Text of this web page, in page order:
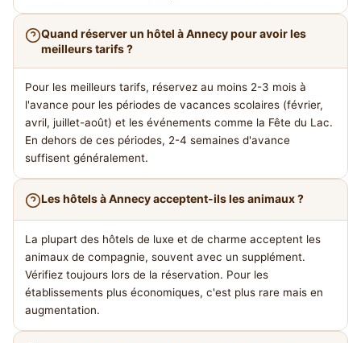
Quand réserver un hôtel à Annecy pour avoir les
meilleurs tarifs ?
Pour les meilleurs tarifs, réservez au moins 2-3 mois à
l'avance pour les périodes de vacances scolaires (février,
avril, juillet-août) et les événements comme la Fête du Lac.
En dehors de ces périodes, 2-4 semaines d'avance
suffisent généralement.
Les hôtels à Annecy acceptent-ils les animaux ?
La plupart des hôtels de luxe et de charme acceptent les
animaux de compagnie, souvent avec un supplément.
Vérifiez toujours lors de la réservation. Pour les
établissements plus économiques, c'est plus rare mais en
augmentation.